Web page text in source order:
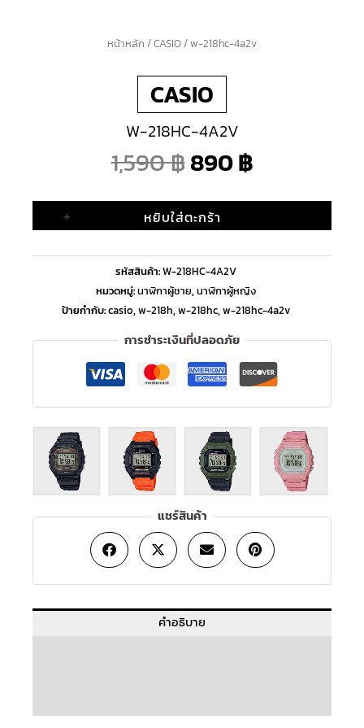
หน้าหลัก /CASIO/ w-218hc-4a2v
CASIO
W-218HC-4A2V
1,590฿
Original
price
was:
890฿
Current
+ หยิบใส่ตะกร้า
รหัสสินค้า:W-218HC-4A2V
หมวดหมู่:นาฬิกาผู้ชาย,นาฬิกาผู้หญิง
ป้ายกำกับ:casio,w-218h,w-218hc,w-218hc-4a2v
การชำระเงินที่ปลอดภัย
แชร์สินค้า
คำอธิบาย